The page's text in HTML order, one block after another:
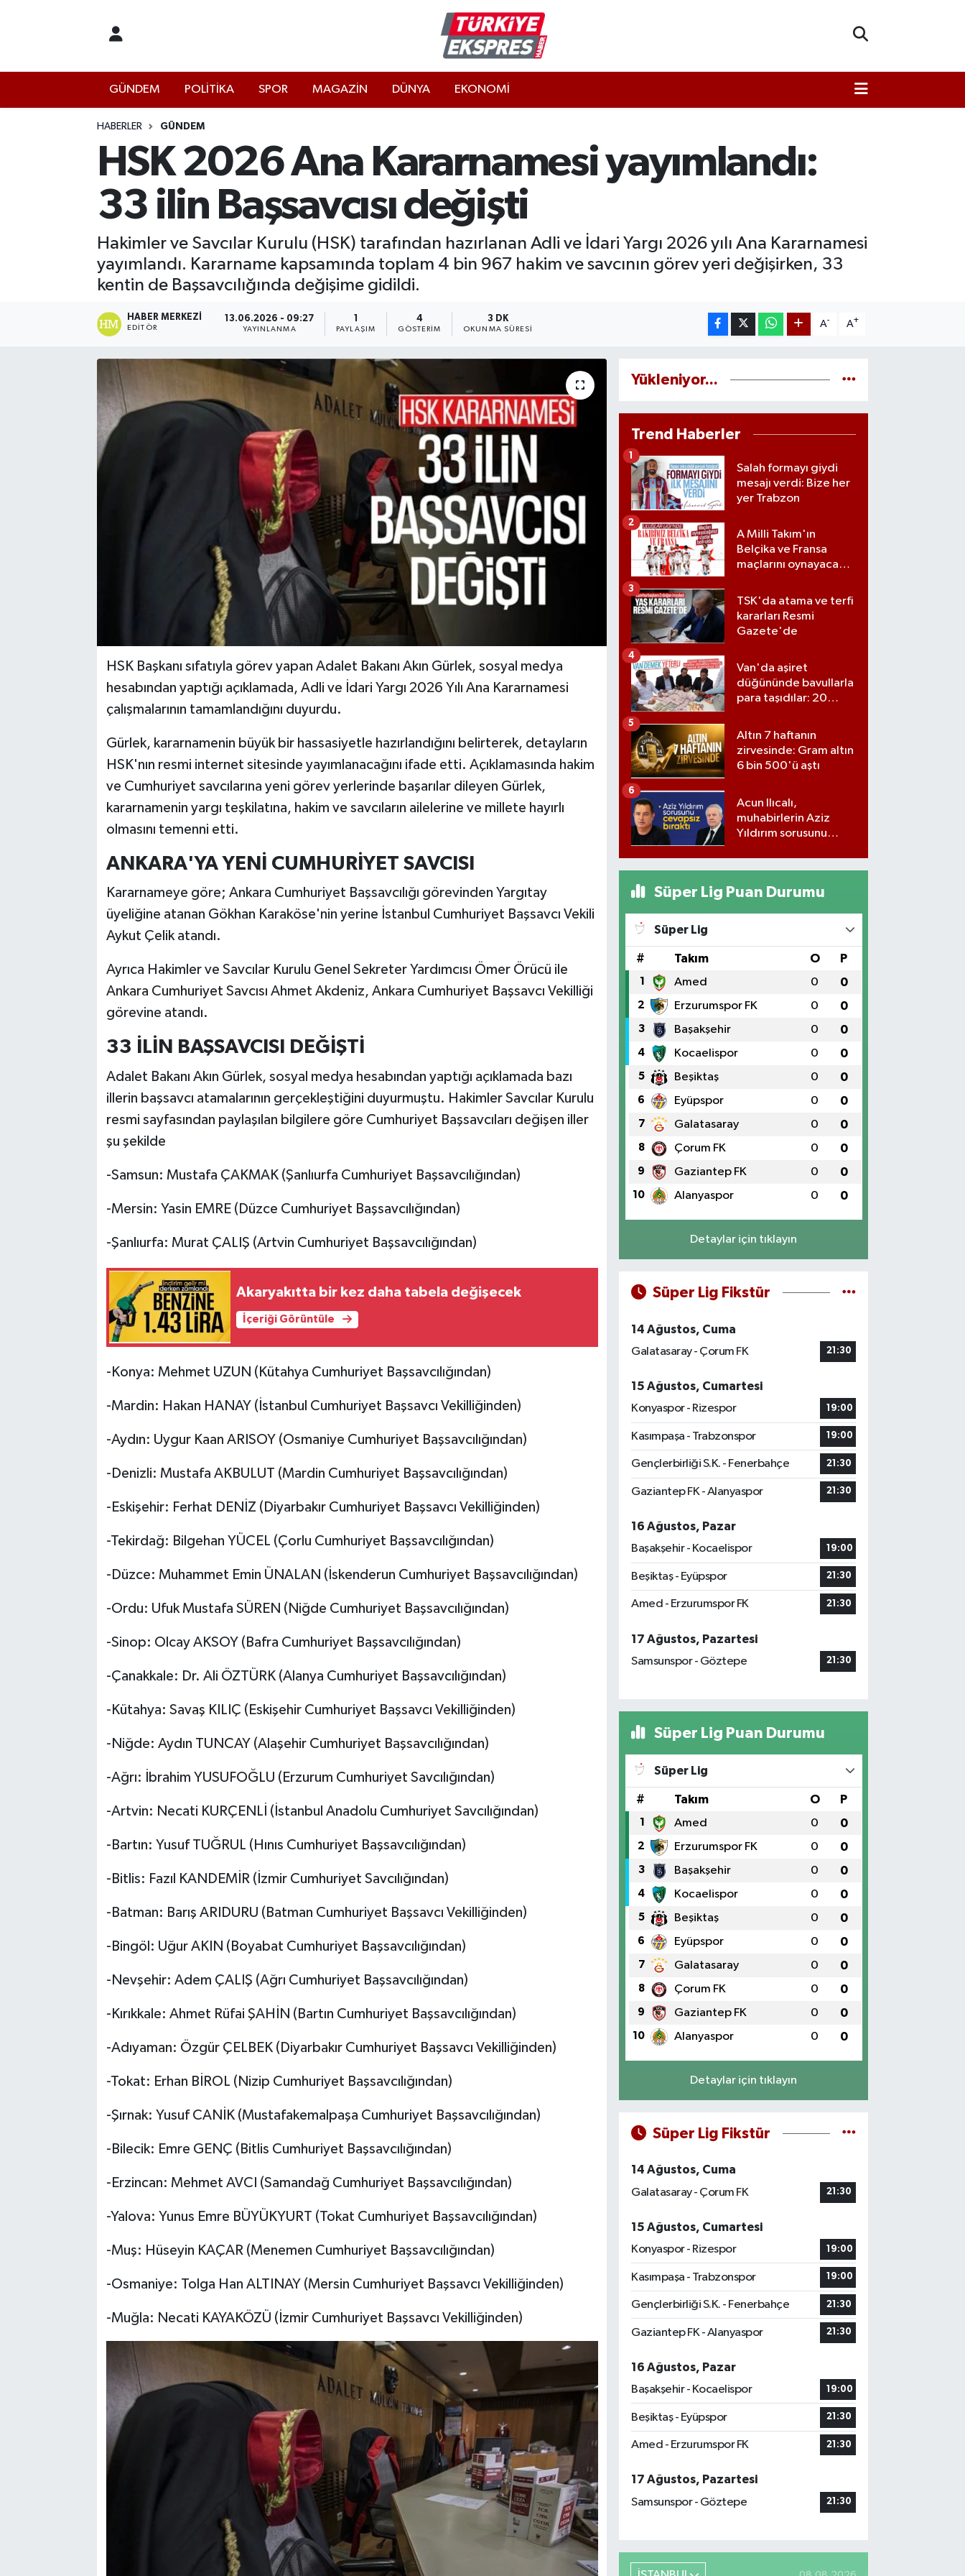
GÜNDEM POLİTİKA SPOR MAGAZİN DÜNYA EKONOMİ
HABERLER GÜNDEM
HSK 2026 Ana Kararnamesi yayımlandı:
33 ilin Başsavcısı değişti
Hakimler ve Savcılar Kurulu (HSK) tarafından hazırlanan Adli ve İdari Yargı 2026 yılı Ana Kararnamesi
yayımlandı. Kararname kapsamında toplam 4 bin 967 hakim ve savcının görev yeri değişirken, 33
kentin de Başsavcılığında değişime gidildi.
HABER MERKEZI
EDITÖR
13.06.2026 - 09:27
YAYINLANMA PAYLAŞIM
4
GÖSTERIM
3 DK
OKUNMA SÜRESI
A- A+
HSK Başkanı sıfatıyla görev yapan Adalet Bakanı Akın Gürlek, sosyal medya
hesabından yaptığı açıklamada, Adli ve İdari Yargı 2026 Yılı Ana Kararnamesi
çalışmalarının tamamlandığını duyurdu.
Gürlek, kararnamenin büyük bir hassasiyetle hazırlandığını belirterek, detayların
HSK'nın resmi internet sitesinde yayımlanacağını ifade etti. Açıklamasında hakim
ve Cumhuriyet savcılarına yeni görev yerlerinde başarılar dileyen Gürlek,
kararnamenin yargı teşkilatına, hakim ve savcıların ailelerine ve millete hayırlı
olmasını temenni etti.
ANKARA'YA YENİ CUMHURİYET SAVCISI
Kararnameye göre; Ankara Cumhuriyet Başsavcılığı görevinden Yargıtay
üyeliğine atanan Gökhan Karaköse'nin yerine İstanbul Cumhuriyet Başsavcı Vekili
Aykut Çelik atandı.
Ayrıca Hakimler ve Savcılar Kurulu Genel Sekreter Yardımcısı Ömer Örücü ile
Ankara Cumhuriyet Savcısı Ahmet Akdeniz, Ankara Cumhuriyet Başsavcı Vekilliği
görevine atandı.
33 İLİN BAŞSAVCISI DEĞİŞTİ
Adalet Bakanı Akın Gürlek, sosyal medya hesabından yaptığı açıklamada bazı
illerin başsavcı atamalarının gerçekleştiğini duyurmuştu. Hakimler Savcılar Kurulu
resmi sayfasından paylaşılan bilgilere göre Cumhuriyet Başsavcıları değişen iller
şu şekilde
-Samsun: Mustafa ÇAKMAK (Şanlıurfa Cumhuriyet Başsavcılığından)
-Mersin: Yasin EMRE (Düzce Cumhuriyet Başsavcılığından)
-Şanlıurfa: Murat ÇALIŞ (Artvin Cumhuriyet Başsavcılığından)
Akaryakıtta bir kez daha tabela değişecek
İçeriği Görüntüle
-Konya: Mehmet UZUN (Kütahya Cumhuriyet Başsavcılığından)
-Mardin: Hakan HANAY (İstanbul Cumhuriyet Başsavcı Vekilliğinden)
-Aydın: Uygur Kaan ARISOY (Osmaniye Cumhuriyet Başsavcılığından)
-Denizli: Mustafa AKBULUT (Mardin Cumhuriyet Başsavcılığından)
-Eskişehir: Ferhat DENİZ (Diyarbakır Cumhuriyet Başsavcı Vekilliğinden)
-Tekirdağ: Bilgehan YÜCEL (Çorlu Cumhuriyet Başsavcılığından)
-Düzce: Muhammet Emin ÜNALAN (İskenderun Cumhuriyet Başsavcılığından)
-Ordu: Ufuk Mustafa SÜREN (Niğde Cumhuriyet Başsavcılığından)
-Sinop: Olcay AKSOY (Bafra Cumhuriyet Başsavcılığından)
-Çanakkale: Dr. Ali ÖZTÜRK (Alanya Cumhuriyet Başsavcılığından)
-Kütahya: Savaş KILIÇ (Eskişehir Cumhuriyet Başsavcı Vekilliğinden)
-Niğde: Aydın TUNCAY (Alaşehir Cumhuriyet Başsavcılığından)
-Ağrı: İbrahim YUSUFOĞLU (Erzurum Cumhuriyet Savcılığından)
-Artvin: Necati KURÇENLİ (İstanbul Anadolu Cumhuriyet Savcılığından)
-Bartın: Yusuf TUĞRUL (Hınıs Cumhuriyet Başsavcılığından)
-Bitlis: Fazıl KANDEMİR (İzmir Cumhuriyet Savcılığından)
-Batman: Barış ARIDURU (Batman Cumhuriyet Başsavcı Vekilliğinden)
-Bingöl: Uğur AKIN (Boyabat Cumhuriyet Başsavcılığından)
-Nevşehir: Adem ÇALIŞ (Ağrı Cumhuriyet Başsavcılığından)
-Kırıkkale: Ahmet Rüfai ŞAHİN (Bartın Cumhuriyet Başsavcılığından)
-Adıyaman: Özgür ÇELBEK (Diyarbakır Cumhuriyet Başsavcı Vekilliğinden)
-Tokat: Erhan BİROL (Nizip Cumhuriyet Başsavcılığından)
-Şırnak: Yusuf CANİK (Mustafakemalpaşa Cumhuriyet Başsavcılığından)
-Bilecik: Emre GENÇ (Bitlis Cumhuriyet Başsavcılığından)
-Erzincan: Mehmet AVCI (Samandağ Cumhuriyet Başsavcılığından)
-Yalova: Yunus Emre BÜYÜKYURT (Tokat Cumhuriyet Başsavcılığından)
-Muş: Hüseyin KAÇAR (Menemen Cumhuriyet Başsavcılığından)
-Osmaniye: Tolga Han ALTINAY (Mersin Cumhuriyet Başsavcı Vekilliğinden)
-Muğla: Necati KAYAKÖZÜ (İzmir Cumhuriyet Başsavcı Vekilliğinden)
Yükleniyor...
Trend Haberler
Salah formayı giydi
mesajı verdi: Bize her
yer Trabzon
1
A Milli Takım'ın
Belçika ve Fransa
maçlarını oynayacağı
2
TSK'da atama ve terfi
kararları Resmi
Gazete'de
3
Van'da aşiret
düğününde bavullarla
para taşıdılar: 20
kilolarla altın
4
Altın 7 haftanın
zirvesinde: Gram altın
6 bin 500'ü aştı
5
Acun Ilıcalı,
muhabirlerin Aziz
Yıldırım sorusunu
6
Süper Lig Puan Durumu
Süper Lig
# Takım O P
1 Amed 0 0
2 Erzurumspor FK 0 0
3 Başakşehir 0 0
4 Kocaelispor 0 0
5 Beşiktaş 0 0
6 Eyüpspor 0 0
7 Galatasaray 0 0
8 Çorum FK 0 0
9 Gaziantep FK 0 0
10 Alanyaspor 0 0
Detaylar için tıklayın
Süper Lig Fikstür
14 Ağustos, Cuma
Galatasaray - Çorum FK
21:30
15 Ağustos, Cumartesi
Konyaspor - Rizespor
19:00
Kasımpaşa - Trabzonspor 19:00
Gençlerbirliği S.K. - Fenerbahçe 21:30
Gaziantep FK - Alanyaspor 21:30
16 Ağustos, Pazar
Başakşehir - Kocaelispor
19:00
Beşiktaş - Eyüpspor 21:30
Amed - Erzurumspor FK 21:30
17 Ağustos, Pazartesi
Samsunspor - Göztepe
21:30
Süper Lig Puan Durumu
Süper Lig
# Takım O P
1 Amed 0 0
2 Erzurumspor FK 0 0
3 Başakşehir 0 0
4 Kocaelispor 0 0
5 Beşiktaş 0 0
6 Eyüpspor 0 0
7 Galatasaray 0 0
8 Çorum FK 0 0
9 Gaziantep FK 0 0
10 Alanyaspor 0 0
Detaylar için tıklayın
Süper Lig Fikstür
14 Ağustos, Cuma
Galatasaray - Çorum FK
21:30
15 Ağustos, Cumartesi
Konyaspor - Rizespor
19:00
Kasımpaşa - Trabzonspor 19:00
Gençlerbirliği S.K. - Fenerbahçe 21:30
Gaziantep FK - Alanyaspor 21:30
16 Ağustos, Pazar
Başakşehir - Kocaelispor
19:00
Beşiktaş - Eyüpspor 21:30
Amed - Erzurumspor FK 21:30
17 Ağustos, Pazartesi
Samsunspor - Göztepe
21:30
İstanbul Hava Durumu
İstanbul Namaz Vakitleri
İstanbul Trafik Yoğunluk Haritası
Süper Lig Puan Durumu ve Fikstür
Tüm Manşetler
Son Dakika Haberleri
Haber Arşivi